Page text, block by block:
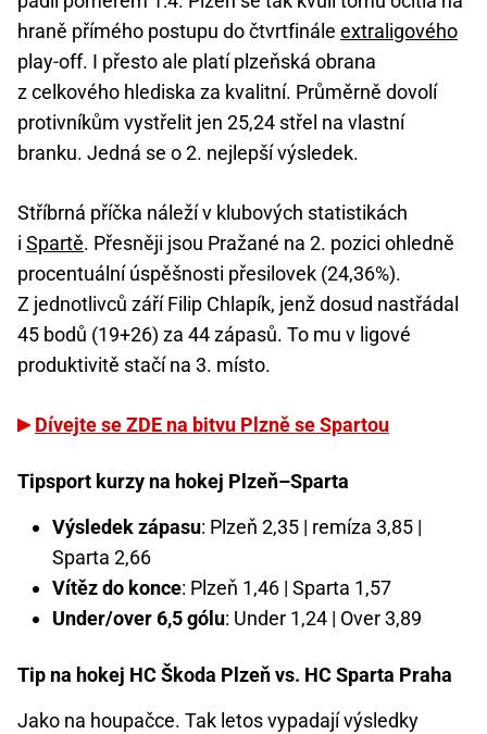
hraně přímého postupu do čtvrtfinále extraligového
play-off. I přesto ale platí plzeňská obrana
z celkového hlediska za kvalitní. Průměrně dovolí
protivníkům vystřelit jen 25,24 střel na vlastní
branku. Jedná se o 2. nejlepší výsledek.
Stříbrná příčka náleží v klubových statistikách
i Spartě. Přesněji jsou Pražané na 2. pozici ohledně
procentuální úspěšnosti přesilovek (24,36%).
Z jednotlivců září Filip Chlapík, jenž dosud nastřádal
45 bodů (19+26) za 44 zápasů. To mu v ligové
produktivitě stačí na 3. místo.
Dívejte se ZDE na bitvu Plzně se Spartou
Tipsport kurzy na hokej Plzeň–Sparta
Výsledek zápasu: Plzeň 2,35 | remíza 3,85 |
Sparta 2,66
Vítěz do konce: Plzeň 1,46 | Sparta 1,57
Under/over 6,5 gólu: Under 1,24 | Over 3,89
Tip na hokej HC Škoda Plzeň vs. HC Sparta Praha
Jako na houpačce. Tak letos vypadají výsledky